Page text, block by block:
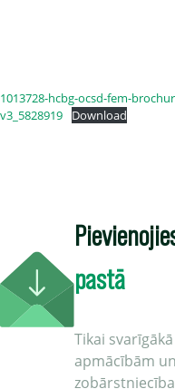
1013728-hcbg-ocsd-fem-
v3_5828919
Download
pastā
Tikai
apmācībām